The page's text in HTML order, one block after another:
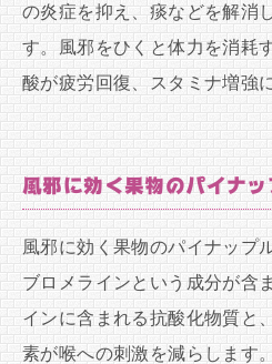
の炎症を抑え、痰などを解消
す。風邪をひくと体力を消耗
酸が疲労回復、スタミナ増強
風邪に効く果物のパイナッ
風邪に効く果物のパイナップ
ブロメラインという成分が含
インに含まれる抗酸化物質と
素が喉への刺激を減らします。